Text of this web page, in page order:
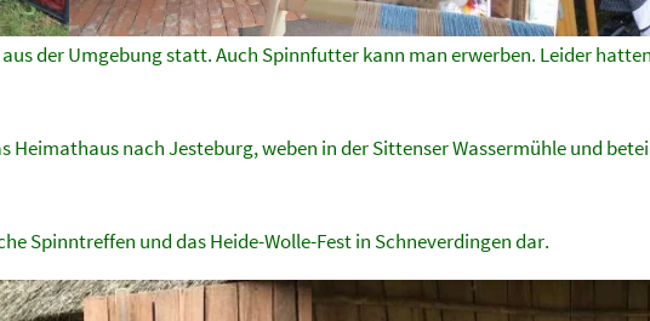
der Umgebung statt. Auch Spinnfutter kann man erwerben. Leider
Heimathaus nach Jesteburg, weben in der Sittenser Wassermühle und
Spinntreffen und das Heide-Wolle-Fest in Schneverdingen dar.